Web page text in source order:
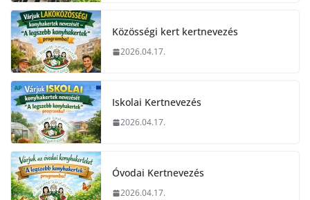
Közösségi kert kertnevezés
2026.04.17.
Iskolai Kertnevezés
2026.04.17.
Óvodai Kertnevezés
2026.04.17.